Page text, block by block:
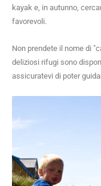
kayak e, in autunno,
favorevoli.
Non prendete il nome di
deliziosi rifugi sono
assicuratevi di poter